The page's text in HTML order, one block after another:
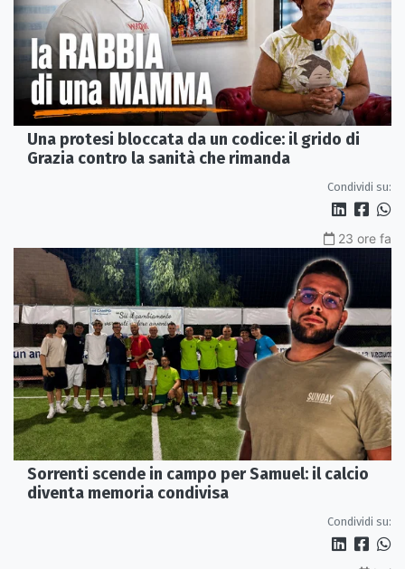
Una protesi bloccata da un codice: il grido di
Grazia contro la sanità che rimanda
Condividi su:
23 ore fa
Sorrenti scende in campo per Samuel: il calcio
diventa memoria condivisa
Condividi su: